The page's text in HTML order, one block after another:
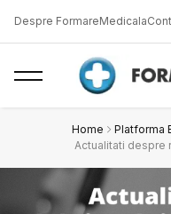
Despre FormareMedicala
Home Platforma
Actualitati despre